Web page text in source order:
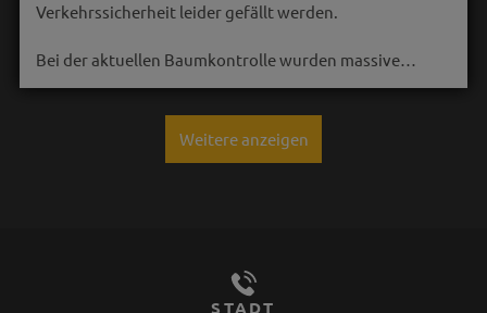
Verkehrssicherheit leider gefällt werden.
Bei der aktuellen Baumkontrolle wurden massive…
Weitere anzeigen
STADT